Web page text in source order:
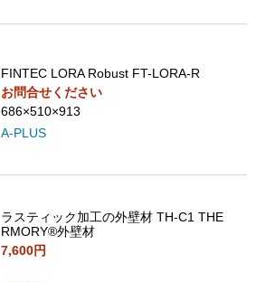
FINTEC LORA Robust FT-LORA-R
お問合せください
686×510×913
A-PLUS
ラスティック加工の外壁材 TH-C1 THE
RMORY®️外壁材
7,600円